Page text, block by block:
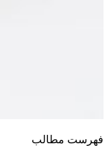
فهرست مطالب